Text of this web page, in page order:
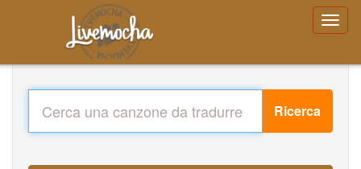
Ricerca